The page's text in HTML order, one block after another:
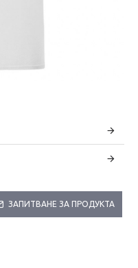
ЗАПИТВАНЕ ЗА ПРОДУКТА